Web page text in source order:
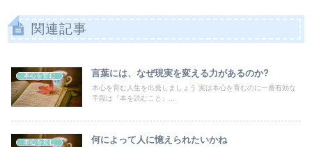
関連記事
本心を育む 言葉には、なぜ現実を変える力があるのか?
本心を育む人生を出発しましょう 実は本心を育むのに一番有効な
手段は『本を読むこと』...
本心を育む 何によって人に憶えられたいかね